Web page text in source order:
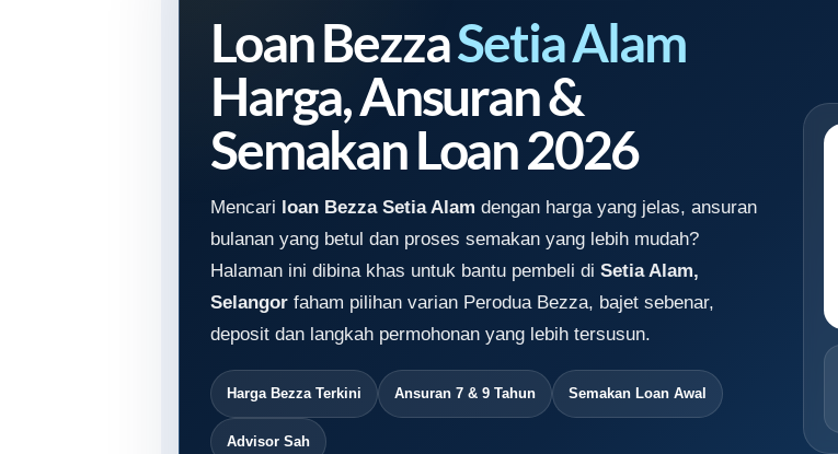
Loan BezzaSetia Alam
Harga, Ansuran &
Semakan Loan 2026
Mencari loan Bezza Setia Alam dengan harga yang jelas, ansuran
bulanan yang betul dan proses semakan yang lebih mudah?
Halaman ini dibina khas untuk bantu pembeli di Setia Alam,
Selangor faham pilihan varian Perodua Bezza, bajet sebenar,
deposit dan langkah permohonan yang lebih tersusun.
Harga Bezza Terkini Ansuran 7 & 9 Tahun Semakan Loan Awal
Advisor Sah